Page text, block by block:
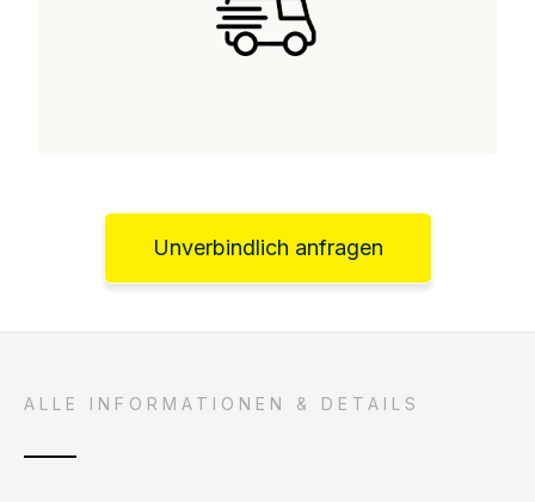
Unverbindlich anfragen
ALLE INFORMATIONEN & DETAILS